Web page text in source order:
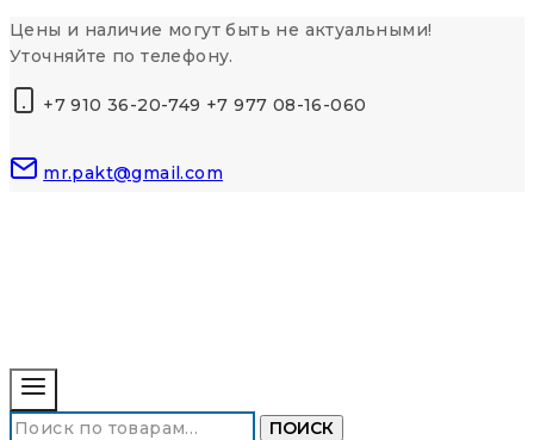
Перейти
к
Цены и наличие могут быть не актуальными!
Уточняйте по телефону.
+7 910 36-20-749 +7 977 08-16-060
mr.pakt@gmail.com
Искать: ПОИСК